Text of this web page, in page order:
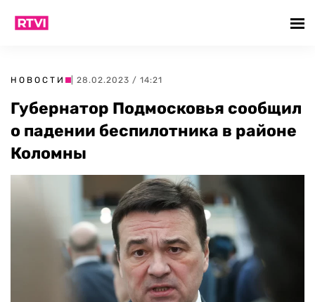
НОВОСТИ | 28.02.2023 / 14:21
Губернатор Подмосковья сообщил
о падении беспилотника в районе
Коломны